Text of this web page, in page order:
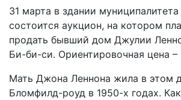
31 марта в здании
состоится аукцион, на котором
продать бывший дом Джулии
Би-би-си. Ориентировочная цена –
Мать Джона Леннона жила в этом
Бломфилд-роуд в 1950-х годах.